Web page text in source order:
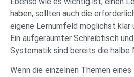
haben, sollten auch die
eigene Lernumfeld möglichst klar
Ein aufgeräumter Schreibtisch
Systematik sind bereits die halbe
Wenn die einzelnen Themen eines